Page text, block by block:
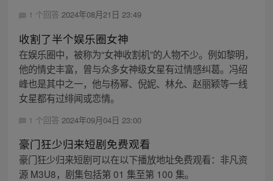
1 个回答 2024年08月21日 23:49
收割了半个娱乐圈女神
在娱乐圈中，被称为“女神收割机”的人物不少。例如黎明，
他的情史丰富，曾与众多女神级女星有过情感纠葛。冯绍
峰也是其中之一，他与杨幂、倪妮、林允、赵丽颖等一线
女星都有过绯闻或恋情。
1 个回答 2024年09月04日 23:00
豪门狂少归来短剧免费观看
豪门狂少归来短剧可以在以下播放地址免费观看：非凡资
源 M3U8，剧集包括第 01 集至第 100 集。